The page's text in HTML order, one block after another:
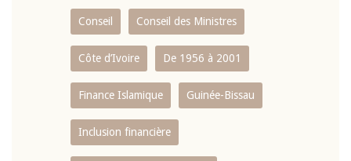
Conseil Conseil des Ministres
Côte d’Ivoire De 1956 à 2001
Finance Islamique Guinée-Bissau
Inclusion financière